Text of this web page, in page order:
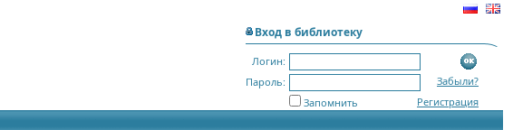
Вход в библиотеку
Логин:
Пароль:
Забыли?
Регистрация
Запомнить